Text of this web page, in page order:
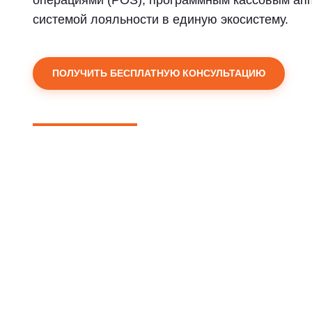
системой лояльности в единую экосистему.
ПОЛУЧИТЬ БЕСПЛАТНУЮ КОНСУЛЬТАЦИЮ